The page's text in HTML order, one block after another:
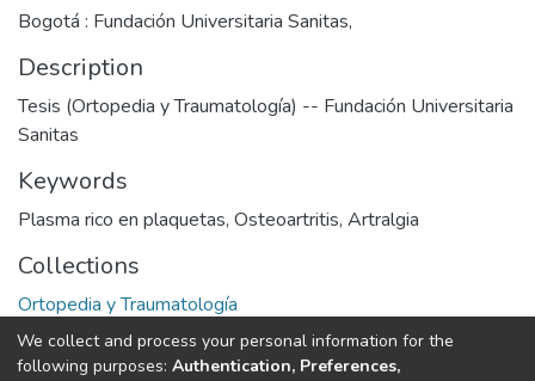
Bogotá : Fundación Universitaria Sanitas,
Description
Tesis (Ortopedia y Traumatología) -- Fundación Universitaria
Sanitas
Keywords
Plasma rico en plaquetas, Osteoartritis, Artralgia
Collections
Ortopedia y Traumatología
Full item page
We collect and process your personal information for the
following purposes: Authentication, Preferences,